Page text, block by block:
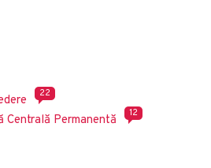
22
Centrală Permanentă 12